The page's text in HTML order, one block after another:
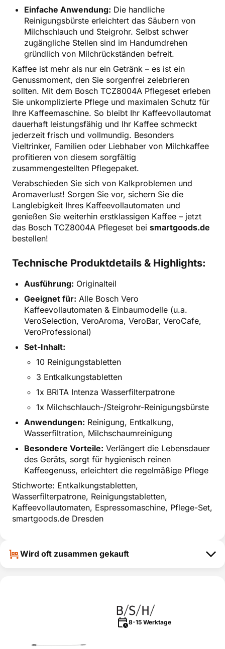
Einfache Anwendung: Die handliche
Reinigungsbürste erleichtert das Säubern von
Milchschlauch und Steigrohr. Selbst schwer
zugängliche Stellen sind im Handumdrehen
gründlich von Milchrückständen befreit.
Kaffee ist mehr als nur ein Getränk – es ist ein
Genussmoment, den Sie sorgenfrei zelebrieren
sollten. Mit dem Bosch TCZ8004A Pflegeset erleben
Sie unkomplizierte Pflege und maximalen Schutz für
Ihre Kaffeemaschine. So bleibt Ihr Kaffeevollautomat
dauerhaft leistungsfähig und Ihr Kaffee schmeckt
jederzeit frisch und vollmundig. Besonders
Vieltrinker, Familien oder Liebhaber von Milchkaffee
profitieren von diesem sorgfältig
zusammengestellten Pflegepaket.
Verabschieden Sie sich von Kalkproblemen und
Aromaverlust! Sorgen Sie vor, sichern Sie die
Langlebigkeit Ihres Kaffeevollautomaten und
genießen Sie weiterhin erstklassigen Kaffee – jetzt
das Bosch TCZ8004A Pflegeset bei smartgoods.de
bestellen!
Technische Produktdetails & Highlights:
Ausführung: Originalteil
Geeignet für: Alle Bosch Vero
Kaffeevollautomaten & Einbaumodelle (u.a.
VeroSelection, VeroAroma, VeroBar, VeroCafe,
VeroProfessional)
Set-Inhalt:
10 Reinigungstabletten
3 Entkalkungstabletten
1x BRITA Intenza Wasserfilterpatrone
1x Milchschlauch-/Steigrohr-Reinigungsbürste
Anwendungen: Reinigung, Entkalkung,
Wasserfiltration, Milchschaumreinigung
Besondere Vorteile: Verlängert die Lebensdauer
des Geräts, sorgt für hygienisch reinen
Kaffeegenuss, erleichtert die regelmäßige Pflege
Stichworte: Entkalkungstabletten,
Wasserfilterpatrone, Reinigungstabletten,
Kaffeevollautomaten, Espressomaschine, Pflege-Set,
smartgoods.de Dresden
Wird oft zusammen gekauft
8-15 Werktage